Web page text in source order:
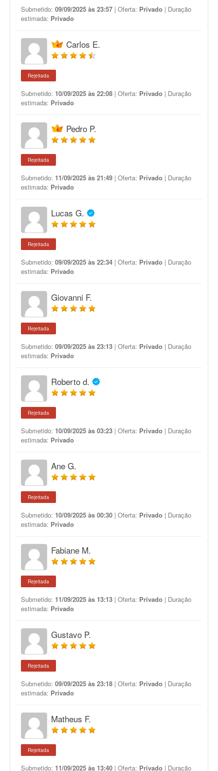
Submetido: 09/09/2025 às 23:57 | Oferta: Privado | Duração
estimada: Privado
Carlos E.
Rejeitada
Submetido: 10/09/2025 às 22:08 | Oferta: Privado | Duração
estimada: Privado
Pedro P.
Rejeitada
Submetido: 11/09/2025 às 21:49 | Oferta: Privado | Duração
estimada: Privado
Lucas G.
Rejeitada
Submetido: 09/09/2025 às 22:34 | Oferta: Privado | Duração
estimada: Privado
Giovanni F.
Rejeitada
Submetido: 09/09/2025 às 23:13 | Oferta: Privado | Duração
estimada: Privado
Roberto d.
Rejeitada
Submetido: 10/09/2025 às 03:23 | Oferta: Privado | Duração
estimada: Privado
Ane G.
Rejeitada
Submetido: 10/09/2025 às 00:30 | Oferta: Privado | Duração
estimada: Privado
Fabiane M.
Rejeitada
Submetido: 11/09/2025 às 13:13 | Oferta: Privado | Duração
estimada: Privado
Gustavo P.
Rejeitada
Submetido: 09/09/2025 às 23:18 | Oferta: Privado | Duração
estimada: Privado
Matheus F.
Rejeitada
Submetido: 11/09/2025 às 13:40 | Oferta: Privado | Duração